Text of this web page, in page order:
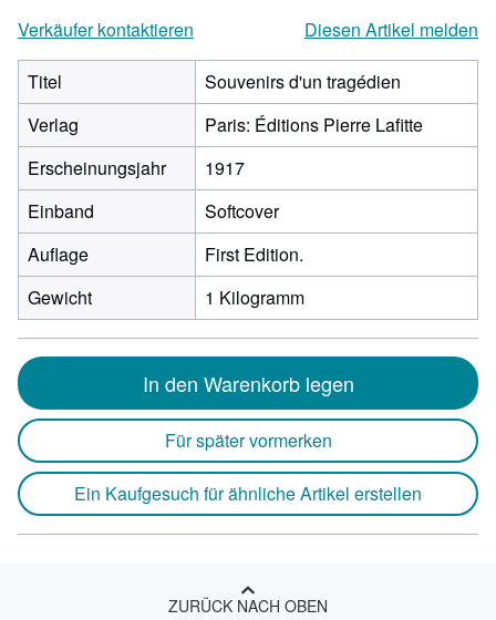
Verkäufer kontaktieren
Diesen Artikel melden
Titel
Souvenirs d'un tragédien
Verlag
Paris: Éditions Pierre Lafitte
Erscheinungsjahr
1917
Einband
Softcover
Auflage
First Edition.
Gewicht
1 Kilogramm
In den Warenkorb legen
Für später vormerken
Ein Kaufgesuch für ähnliche Artikel erstellen
ZURÜCK NACH OBEN